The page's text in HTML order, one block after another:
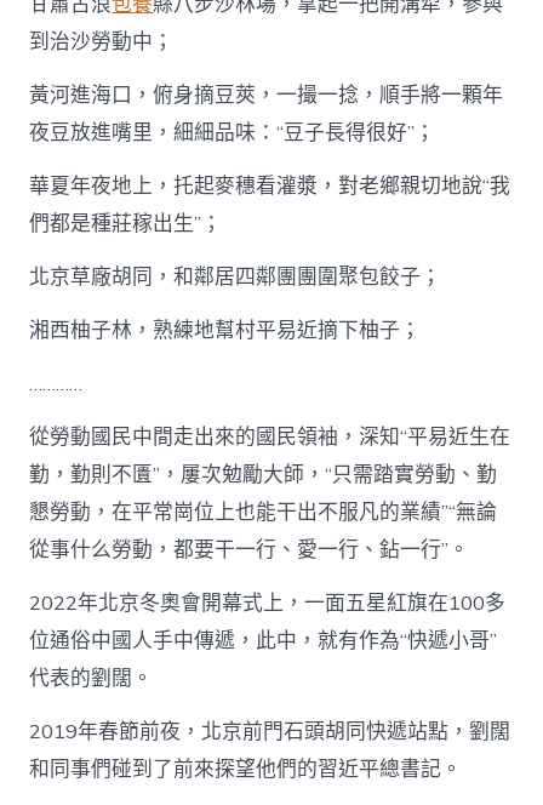
到治沙勞動中；
黃河進海口，俯身摘豆莢，一撮一捻，順手將一顆年
夜豆放進嘴里，細細品味：“豆子長得很好”；
華夏年夜地上，托起麥穗看灌漿，對老鄉親切地說“我
們都是種莊稼出生”；
北京草廠胡同，和鄰居四鄰團團圍聚包餃子；
湘西柚子林，熟練地幫村平易近摘下柚子；
…………
從勞動國民中間走出來的國民領袖，深知“平易近生在
勤，勤則不匱”，屢次勉勵大師，“只需踏實勞動、勤
懇勞動，在平常崗位上也能干出不服凡的業績”“無論
從事什么勞動，都要干一行、愛一行、鉆一行”。
2022年北京冬奧會開幕式上，一面五星紅旗在100多
位通俗中國人手中傳遞，此中，就有作為“快遞小哥”
代表的劉闊。
2019年春節前夜，北京前門石頭胡同快遞站點，劉闊
和同事們碰到了前來探望他們的習近平總書記。